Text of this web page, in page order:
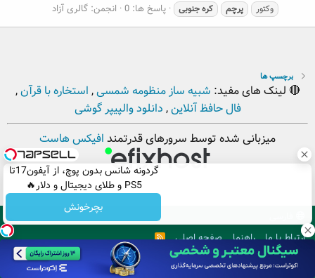
گردونه شانس بدون پوچ، از آیفون17تا
PS5 و طلای دیجیتال و دلار🔥
بچرخونش
وکتور
پرچم کرهجنوبی پاسخ ها: 0 انجمن: گالری آزاد
برچسپ ها
🔴 لینک های مفید: شبیه ساز منظومه شمسی, استخاره با قرآن,
فال حافظ آنلاین, دانلود والپیپر گوشی
میزبانی شده توسط سرورهای قدرتمند افیکس هاست
ارتباط با ما
راهنما صفحه اصلی
R